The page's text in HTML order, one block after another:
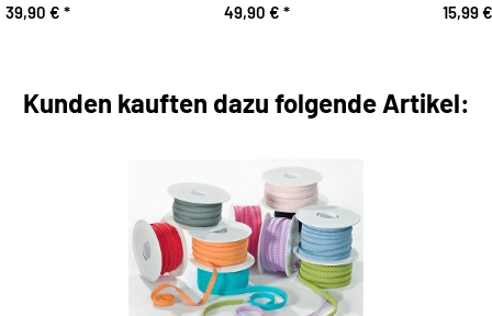
39,90 € * 49,90 € *
15,99
Kunden kauften dazu folgende Artikel: